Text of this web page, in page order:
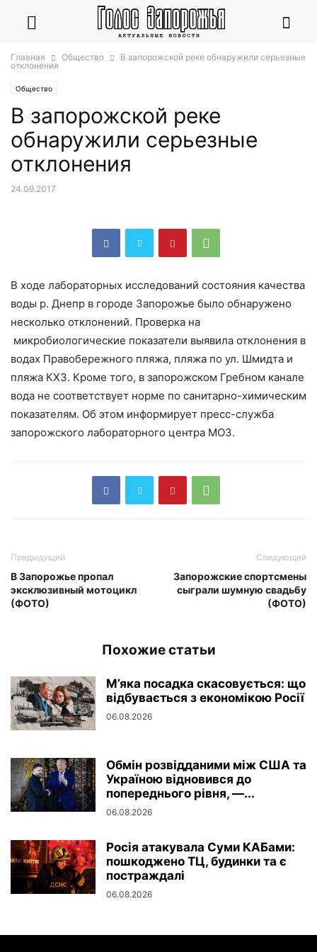
Главная Общество
В запорожской реке обнаружили серьезные
отклонения
Общество
В запорожской реке
обнаружили серьезные
отклонения
24.09.2017
В ходе лабораторных исследований состояния качества
воды р. Днепр в городе Запорожье было обнаружено
несколько отклонений. Проверка на
микробиологические показатели выявила отклонения в
водах Правобережного пляжа, пляжа по ул. Шмидта и
пляжа КХЗ. Кроме того, в запорожском Гребном канале
вода не соответствует норме по санитарно-химическим
показателям. Об этом информирует пресс-служба
запорожского лабораторного центра МОЗ.
Предыдущий
В Запорожье пропал
эксклюзивный мотоцикл
(ФОТО)
Следующий
Запорожские спортсмены
сыграли шумную свадьбу
(ФОТО)
Похожие статьи
М’яка посадка скасовується: що
відбувається з економікою Росії
06.08.2026
Обмін розвідданими між США та
Україною відновився до
попереднього рівня, —...
06.08.2026
Росія атакувала Суми КАБами:
пошкоджено ТЦ, будинки та є
постраждалі
06.08.2026